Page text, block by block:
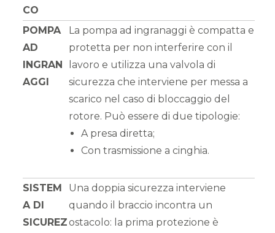
CO
POMPA
AD
INGRAN
AGGI
La pompa ad ingranaggi è compatta e
protetta per non interferire con il
lavoro e utilizza una valvola di
sicurezza che interviene per messa a
scarico nel caso di bloccaggio del
rotore. Può essere di due tipologie:
A presa diretta;
Con trasmissione a cinghia.
SISTEM
A DI
SICUREZ
Una doppia sicurezza interviene
quando il braccio incontra un
ostacolo: la prima protezione è